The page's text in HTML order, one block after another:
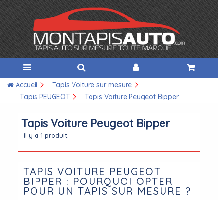
Accueil
Tapis Voiture sur mesure
Tapis PEUGEOT
Tapis Voiture Peugeot Bipper
Tapis Voiture Peugeot Bipper
Il y a 1 produit.
TAPIS VOITURE PEUGEOT
BIPPER : POURQUOI OPTER
POUR UN TAPIS SUR MESURE ?